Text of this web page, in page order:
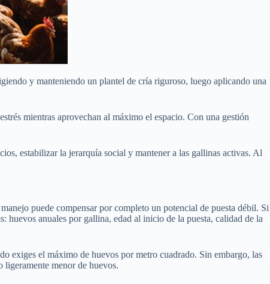
y manteniendo un plantel de cría riguroso, luego aplicando una
mientras aprovechan al máximo el espacio. Con una gestión
estabilizar la jerarquía social y mantener a las gallinas activas. Al
puede compensar por completo un potencial de puesta débil. Si
huevos anuales por gallina, edad al inicio de la puesta, calidad de la
exiges el máximo de huevos por metro cuadrado. Sin embargo, las
ligeramente menor de huevos.